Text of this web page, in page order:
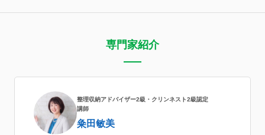
専門家紹介
整理収納アドバイザー2級・クリンネスト2級認定
講師
粂田敏美